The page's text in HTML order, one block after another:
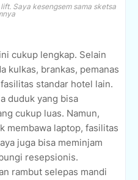
Saya kesengsem sama sketsa
cukup lengkap. Selain
kulkas, brankas, pemanas
standar hotel lain.
duduk yang bisa
cukup luas. Namun,
membawa laptop, fasilitas
juga bisa meminjam
resepsionis.
rambut selepas mandi